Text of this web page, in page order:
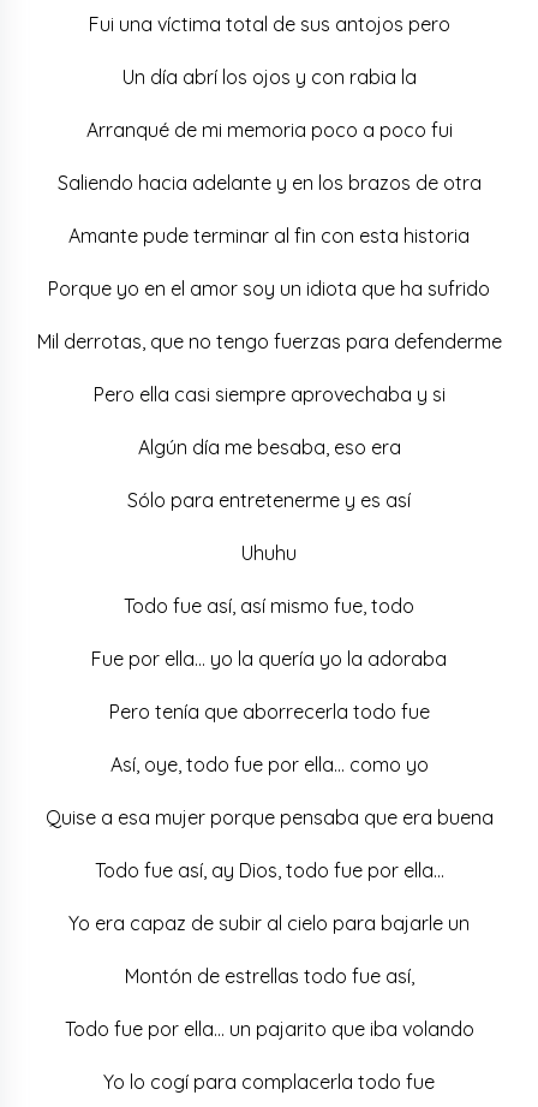
Fui una víctima total de sus antojos pero
Un día abrí los ojos y con rabia la
Arranqué de mi memoria poco a poco fui
Saliendo hacia adelante y en los brazos de otra
Amante pude terminar al fin con esta historia
Porque yo en el amor soy un idiota que ha sufrido
Mil derrotas, que no tengo fuerzas para defenderme
Pero ella casi siempre aprovechaba y si
Algún día me besaba, eso era
Sólo para entretenerme y es así
Uhuhu
Todo fue así, así mismo fue, todo
Fue por ella… yo la quería yo la adoraba
Pero tenía que aborrecerla todo fue
Así, oye, todo fue por ella… como yo
Quise a esa mujer porque pensaba que era buena
Todo fue así, ay Dios, todo fue por ella…
Yo era capaz de subir al cielo para bajarle un
Montón de estrellas todo fue así,
Todo fue por ella… un pajarito que iba volando
Yo lo cogí para complacerla todo fue